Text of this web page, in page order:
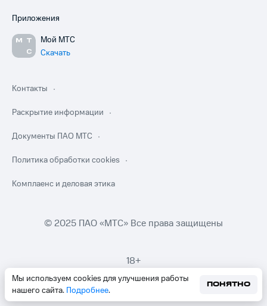
Мы используем cookies для улучшения работы
нашего сайта. Подробнее.
ПОНЯТНО
Приложения
Мой МТС
Скачать
Контакты
Раскрытие информации
Документы ПАО МТС
Политика обработки cookies
Комплаенс и деловая этика
© 2025 ПАО «МТС» Все права защищены
18+